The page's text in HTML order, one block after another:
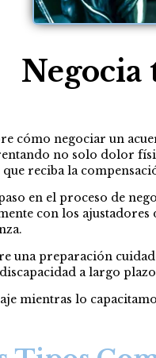
Negocia
cómo negociar un
no solo dolor
reciba la
en el proceso de
con los
una preparación
a largo
mientras lo